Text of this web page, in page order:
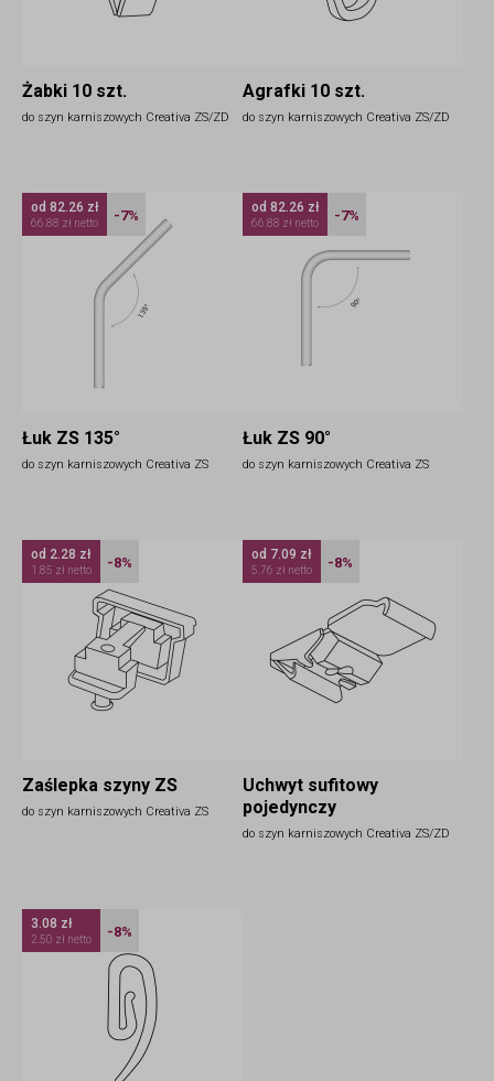
Żabki 10 szt.
do szyn karniszowych Creativa ZS/ZD
Agrafki 10 szt.
do szyn karniszowych Creativa ZS/ZD
Łuk ZS 135°
do szyn karniszowych Creativa ZS
od 82.26 zł
66.88 zł netto -7%
Łuk ZS 90°
do szyn karniszowych Creativa ZS
od 82.26 zł
66.88 zł netto -7%
Zaślepka szyny ZS
do szyn karniszowych Creativa ZS
od 2.28 zł
1.85 zł netto -8%
Uchwyt sufitowy
pojedynczy
do szyn karniszowych Creativa ZS/ZD
od 7.09 zł
5.76 zł netto -8%
3.08 zł
2.50 zł netto -8%